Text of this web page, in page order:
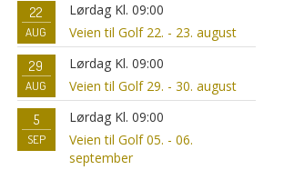
22
AUG
Lørdag Kl. 09:00
Veien til Golf 22. - 23. august
29
AUG
Lørdag Kl. 09:00
Veien til Golf 29. - 30. august
5
SEP
Lørdag Kl. 09:00
Veien til Golf 05. - 06.
september